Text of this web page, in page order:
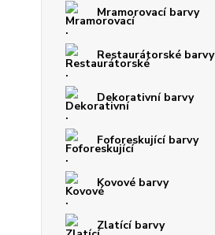
Mramorovací barvy
Restaurátorské barvy
Dekorativní barvy
Foforeskující barvy
Kovové barvy
Zlatící barvy